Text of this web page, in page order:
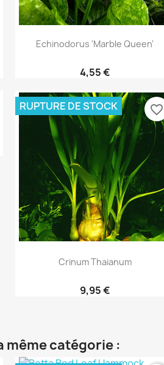
Aperçu rapide
Echinodorus 'Marble Queen'
4,55 €
Aperçu rapide
Crinum Thaianum
9,95 €
RUPTURE DE STOCK favorite_border
même catégorie :